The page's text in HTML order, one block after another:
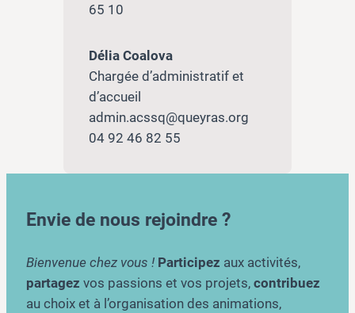
65 10
Délia Coalova
Chargée d’administratif et
d’accueil
admin.acssq@queyras.org
04 92 46 82 55
Envie de nous rejoindre ?
Bienvenue chez vous ! Participez aux activités,
partagez vos passions et vos projets, contribuez
au choix et à l’organisation des animations,